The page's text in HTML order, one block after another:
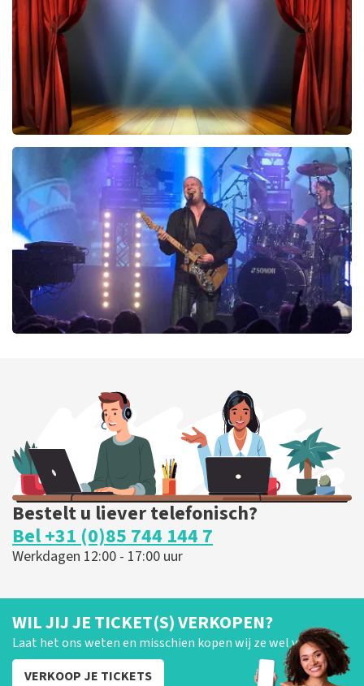
BESTEL NU
40 45 De Musical
290laatste 30 minuten
BESTEL NU
BESTEL NU
Bestelt u liever telefonisch?
Bel +31 (0)85 744 144 7
Werkdagen 12:00 - 17:00 uur
WIL JIJ JE TICKET(S) VERKOPEN?
Laat het ons weten en misschien kopen wij ze wel van je!
VERKOOP JE TICKETS